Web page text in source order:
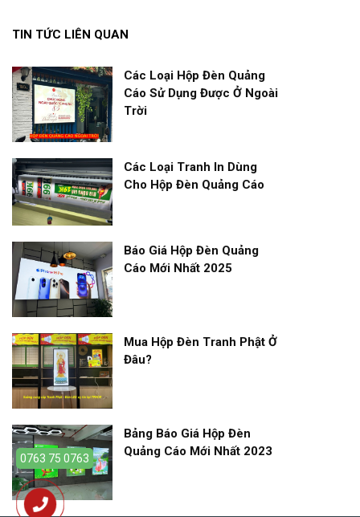
TIN TỨC LIÊN QUAN
Các Loại Hộp Đèn Quảng
Cáo Sử Dụng Được Ở Ngoài
Trời
Các Loại Tranh In Dùng
Cho Hộp Đèn Quảng Cáo
Báo Giá Hộp Đèn Quảng
Cáo Mới Nhất 2025
Mua Hộp Đèn Tranh Phật Ở
Đâu?
Bảng Báo Giá Hộp Đèn
Quảng Cáo Mới Nhất 2023
0763 75 0763